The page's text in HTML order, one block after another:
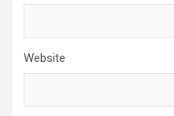
Website